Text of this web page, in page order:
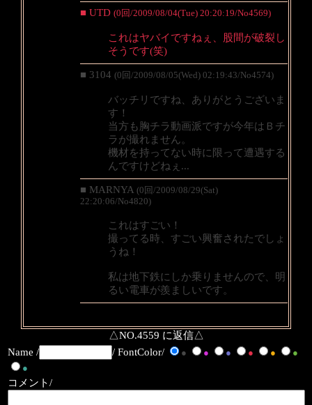
■ UTD (0回/2009/08/04(Tue) 20:20:19/No4569)
これはヤバイですねぇ、股間が破裂し
そうです(笑)
■ 3104 (0回/2009/08/05(Wed) 02:19:43/No4574)
バッチリですね、ありがとうございま
す！
当方も胸チラ動画派ですが今年はＢチ
ラが撮れません。
機材を持ってない時に限って遭遇する
んですけどねぇ...
■ MARNYA (0回/2009/08/29(Sat)
22:20:06/No4820)
これはすごい！
撮ってる時、すごい興奮されたでしょ
うね！
私は地下鉄にしか乗りませんので、明
るい電車が羨ましいです。
△NO.4559 に返信△
Name /
/ FontColor/ ● ● ● ● ●
●
●
コメント/